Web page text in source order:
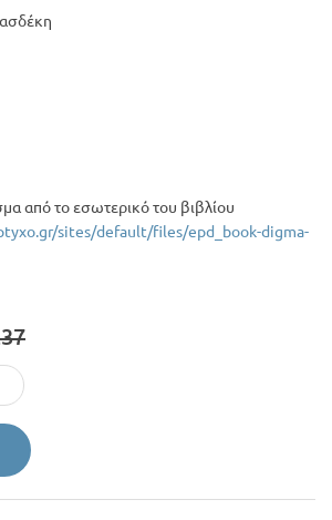
από το εσωτερικό του βιβλίου
sites/default/files/epd_book-digma-